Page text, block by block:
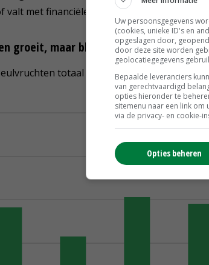
met financiële haalbaarheid.'
Uw persoonsgegevens
(cookies, unieke ID's en
opgeslagen door,
door deze site worden
geolocatiegegevens
Bepaalde leveranciers
van gerechtvaardigd
opties hieronder te
sitemenu naar een link
via de privacy- en cookie-
Opties beheren